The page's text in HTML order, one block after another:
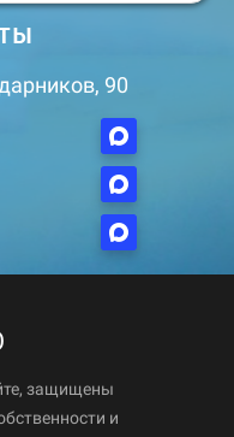
90
защищены
и